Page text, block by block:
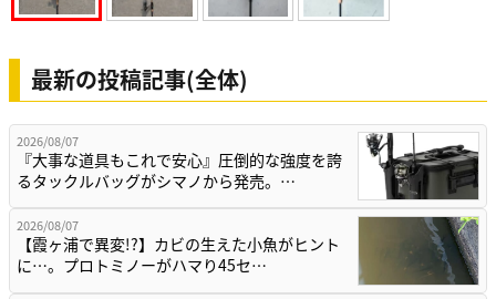
最新の投稿記事(全体)
2026/08/07
『大事な道具もこれで安心』圧倒的な強度を誇
るタックルバッグがシマノから発売。…
2026/08/07
【霞ヶ浦で異変!?】カビの生えた小魚がヒント
に…。プロトミノーがハマり45セ…